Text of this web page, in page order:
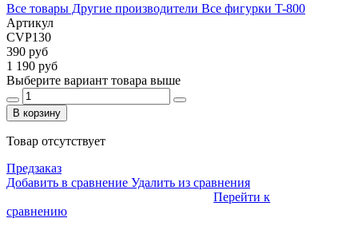
Все товары Другие производители Все фигурки T-800
Артикул
CVP130
390 руб
1 190 руб
Выберите вариант товара выше
В корзину
Товар отсутствует
Предзаказ
Добавить в сравнение Удалить из сравнения
Перейти к
сравнению